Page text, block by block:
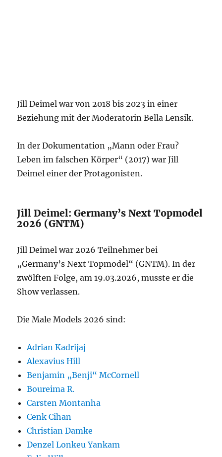
Jill Deimel war von 2018 bis 2023 in einer
Beziehung mit der Moderatorin Bella Lensik.
In der Dokumentation „Mann oder Frau?
Leben im falschen Körper“ (2017) war Jill
Deimel einer der Protagonisten.
Jill Deimel: Germany’s Next Topmodel
2026 (GNTM)
Jill Deimel war 2026 Teilnehmer bei
„Germany’s Next Topmodel“ (GNTM). In der
zwölften Folge, am 19.03.2026, musste er die
Show verlassen.
Die Male Models 2026 sind:
Adrian Kadrijaj
Alexavius Hill
Benjamin „Benji“ McCornell
Boureima R.
Carsten Montanha
Cenk Cihan
Christian Damke
Denzel Lonkeu Yankam